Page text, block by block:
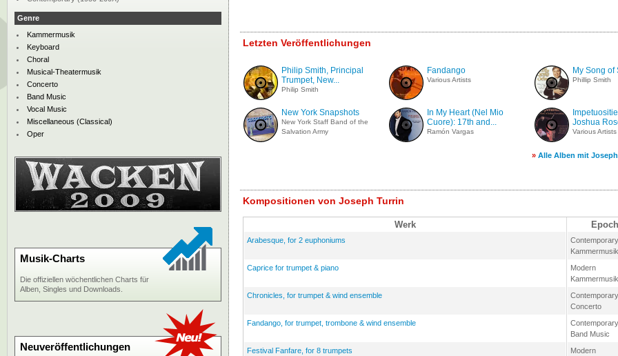
Letzten Veröffentlichungen
Philip Smith, Principal
Trumpet, New...
Philip Smith
Fandango
Various Artists
My Song of
Phillip Smith
New York Snapshots
New York Staff Band of the
Salvation Army
In My Heart (Nel Mio
Cuore): 17th and...
Ramón Vargas
Joshua
Various Artists
» Alle Alben mit
Kompositionen von Joseph Turrin
Werk
Arabesque, for 2 euphoniums
Contemporary
Kammermusik
Caprice for trumpet & piano
Modern
Kammermusik
Chronicles, for trumpet & wind ensemble
Contemporary
Concerto
Fandango, for trumpet, trombone & wind ensemble
Contemporary
Band Music
Festival Fanfare, for 8 trumpets
Modern
Genre
Kammermusik
Keyboard
Choral
Musical-Theatermusik
Concerto
Band Music
Vocal Music
Miscellaneous (Classical)
Oper
Musik-Charts
Die offiziellen wöchentlichen Charts für
Alben, Singles und Downloads.
Neuveröffentlichungen